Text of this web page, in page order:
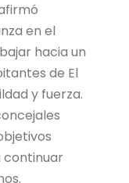
en el
hacia un
de El
y fuerza.
continuar